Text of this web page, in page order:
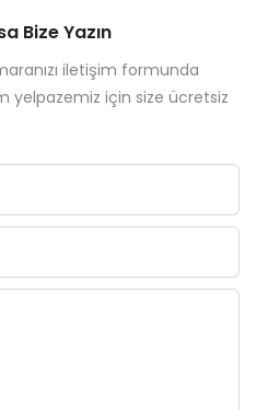
Bize Yazın
iletişim formunda
yelpazemiz için size ücretsiz